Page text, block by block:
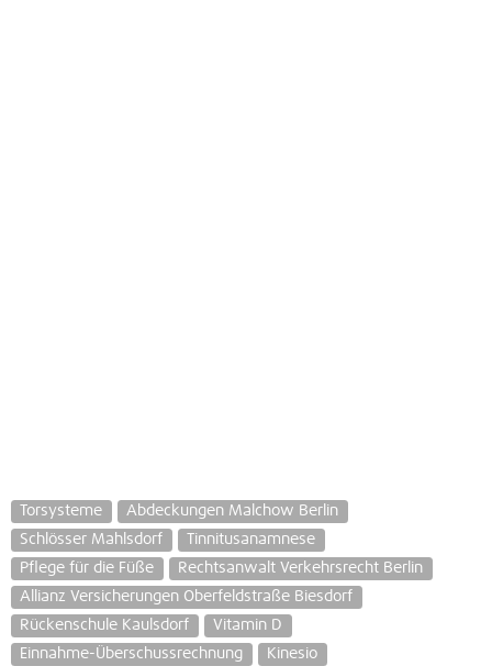
Torsysteme
Abdeckungen Malchow Berlin
Schlösser Mahlsdorf
Tinnitusanamnese
Pflege für die Füße
Rechtsanwalt Verkehrsrecht Berlin
Allianz Versicherungen Oberfeldstraße Biesdorf
Rückenschule Kaulsdorf
Vitamin D
Einnahme-Überschussrechnung
Kinesio